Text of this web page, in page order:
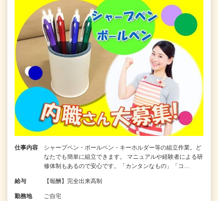
仕事内容
シャープペン・ボールペン・キーホルダー等の組立作業。ど
なたでも簡単に組立できます。 マニュアルや経験者による研
修体制もあるので安心です。「カンタンなもの」「コ…
給与 【報酬】完全出来高制
勤務地 ご自宅